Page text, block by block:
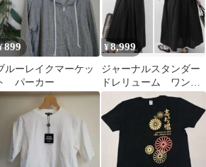
899
ルーレイクマーケッ
ト パーカー
¥8,999
ジャーナルスタンダー
ドレリューム ワンピ
ース ブラック